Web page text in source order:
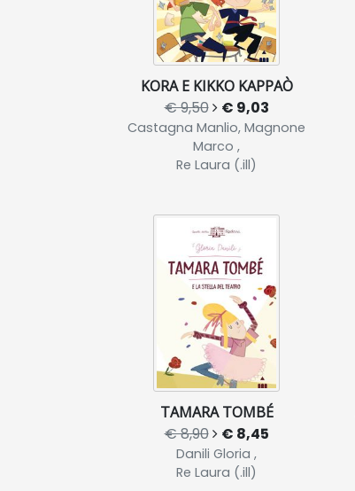
KORA E KIKKO KAPPAÒ
€ 9,50 € 9,03
Castagna Manlio, Magnone
Marco ,
Re Laura (.ill)
TAMARA TOMBÉ
€ 8,90 € 8,45
Danili Gloria ,
Re Laura (.ill)